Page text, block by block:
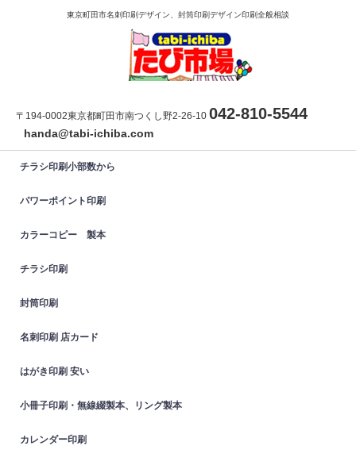
東京町田市名刺印刷デザイン、封筒印刷デザイン印刷全般相談
〒194-0002東京都町田市南つくし野2-26-10 042-810-5544
handa@tabi-ichiba.com
チラシ印刷小部数から
パワーポイント印刷
カラーコピー 製本
チラシ印刷
封筒印刷
名刺印刷 店カード
はがき印刷 安い
小冊子印刷・無線綴製本、リング製本
カレンダー印刷